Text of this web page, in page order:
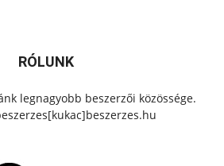
RÓLUNK
legnagyobb beszerzői közössége.